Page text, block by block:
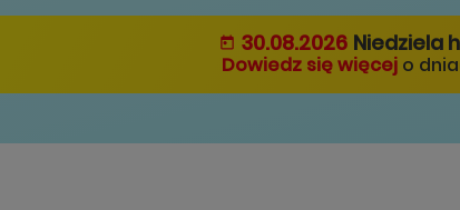
30.08.2026 Niedziela
Dowiedz się więcej o